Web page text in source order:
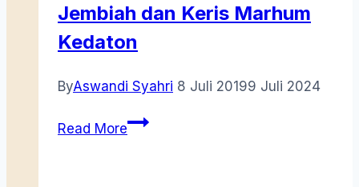
Jembiah dan Keris Marhum
Kedaton
ByAswandi Syahri 8 Juli 20199 Juli 2024
Read MoreJembiah